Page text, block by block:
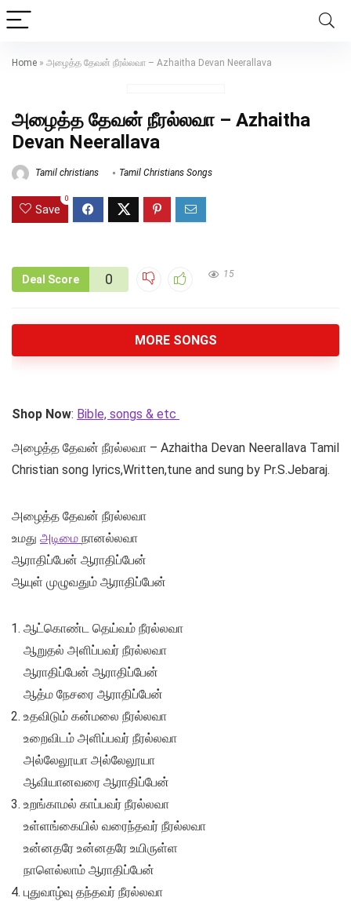
Home » அழைத்த தேவன் நீரல்லவா – Azhaitha Devan Neerallava
அழைத்த தேவன் நீரல்லவா – Azhaitha
Devan Neerallava
Tamil christians Tamil Christians Songs
Save
0
Deal Score 0 15
MORE SONGS
Shop Now: Bible, songs & etc
அழைத்த தேவன் நீரல்லவா – Azhaitha Devan Neerallava Tamil
Christian song lyrics,Written,tune and sung by Pr.S.Jebaraj.
அழைத்த தேவன் நீரல்லவா
உமது அடிமை நானல்லவா
ஆராதிப்பேன் ஆராதிப்பேன்
ஆயுள் முழுவதும் ஆராதிப்பேன்
ஆட்கொண்ட தெய்வம் நீரல்லவா
ஆறுதல் அளிப்பவர் நீரல்லவா
ஆராதிப்பேன் ஆராதிப்பேன்
ஆத்ம நேசரை ஆராதிப்பேன்
உதவிடும் கன்மலை நீரல்லவா
உறைவிடம் அளிப்பவர் நீரல்லவா
அல்லேலூயா அல்லேலூயா
ஆவியானவரை ஆராதிப்பேன்
உறங்காமல் காப்பவர் நீரல்லவா
உள்ளங்கையில் வரைந்தவர் நீரல்லவா
உன்னதரே உன்னதரே உயிருள்ள
நாளெல்லாம் ஆராதிப்பேன்
புதுவாழ்வு தந்தவர் நீரல்லவா